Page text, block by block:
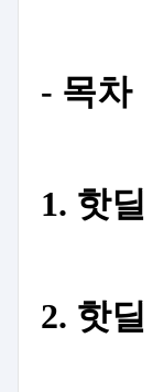
- 목차
1. 핫
2. 핫